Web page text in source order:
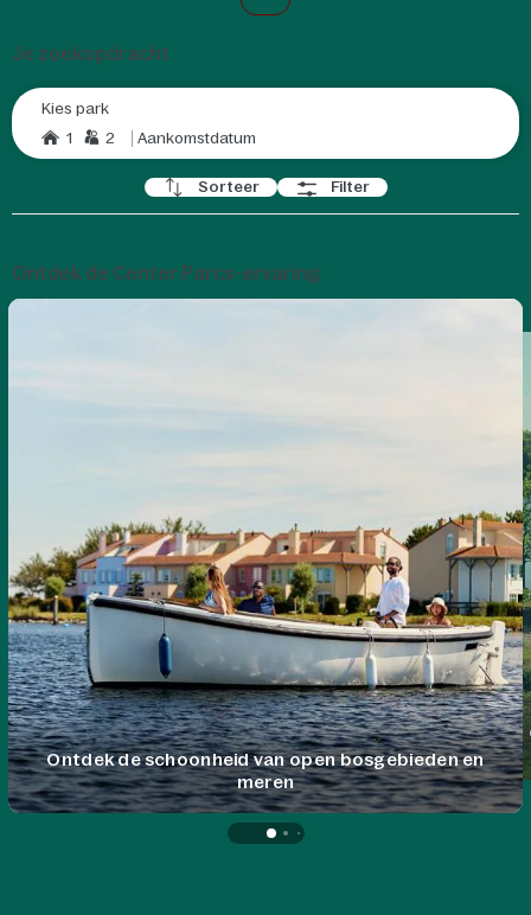
Je zoekopdracht
Kies park
1
2 Aankomstdatum
Sorteer Filter
Ontdek de Center Parcs-ervaring
Ontdek de schoonheid van open bosgebieden en
meren